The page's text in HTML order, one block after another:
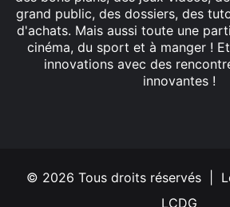
grand public, des dossiers, des
d'achats. Mais aussi toute une
cinéma, du sport et à manger !
innovations avec des
innovantes !
© 2026 Tous droits réservés |
LCDG